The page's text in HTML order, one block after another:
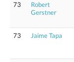
73
Robert
Gerstner
73 Jaime Tapa